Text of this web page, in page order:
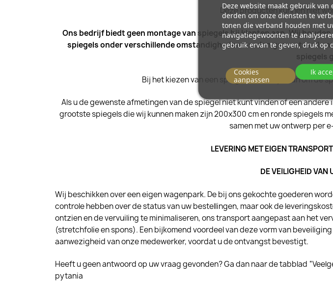
Deze producten kunnen niet
Ons bedrijf biedt geen montage van spiegels bij klanten aan. Wij
spiegels onder verschillende omstandigheden worden gemonteerd,
spiegels
Bij het kiezen van een spiegel raden wij u aan om de
Als u de gewenste afmetingen van de spiegel niet kunt vinden of een
grootste spiegels die wij kunnen maken zijn 200x300 cm en ronde spiegels
samen met uw ontwerp per
LEVERING MET EIGEN
DE VEILIGHEID VAN
Wij beschikken over een eigen wagenpark. De bij ons gekochte goederen
controle hebben over de status van uw bestellingen, maar ook de
ontzien en de vervuiling te minimaliseren, ons transport aangepast aan het
(stretchfolie en spons). Een bijkomend voordeel van deze vorm van
aanwezigheid van onze medewerker, voordat u de ontvangst bevestigt.
Heeft u geen antwoord op uw vraag gevonden? Ga dan naar de tabblad
pytania
Deze website maakt gebruik van
derden om onze diensten te
tonen die verband houden met
navigatiegewoonten te
gebruik ervan te geven, druk op
Cookies
aanpassen
Ik